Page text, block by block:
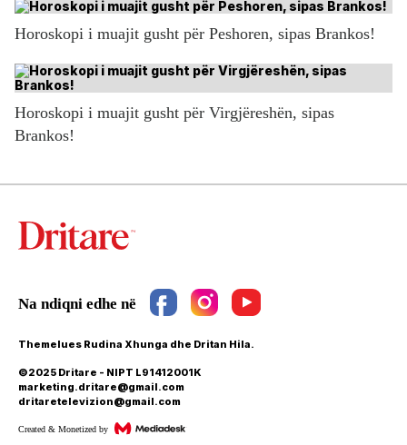
Horoskopi i muajit gusht për Peshoren, sipas Brankos!
Horoskopi i muajit gusht për Virgjëreshën, sipas
Brankos!
Themelues Rudina Xhunga dhe Dritan Hila.
©2025 Dritare - NIPT L91412001K
marketing.dritare@gmail.com
dritaretelevizion@gmail.com
Created & Monetized by